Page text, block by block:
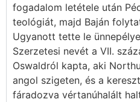
fogadalom letétele után
teológiát, majd Baján
Ugyanott tette le
Szerzetesi nevét a VII.
Oswaldról kapta, aki
angol szigeten, és a
fáradozva vértanúhalált